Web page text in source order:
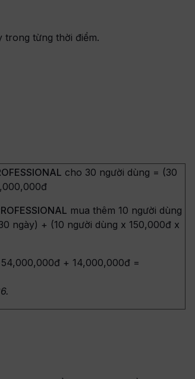
trong từng thời điểm.
cho 30 người dùng = (30
mua thêm 10 người dùng
ngày) + (10 người dùng x 150,000đ x
+ 14,000,000đ =